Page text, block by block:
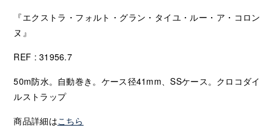
『エクストラ・フォルト・グラン・タイユ・ルー・ア・コロン
ヌ』
REF : 31956.7
50m防水。自動巻き。ケース径41mm、SSケース。クロコダイ
ルストラップ
商品詳細はこちら